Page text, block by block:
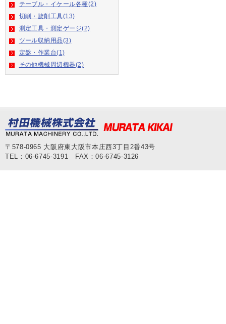
テーブル・イケール各種(2)
切削・旋削工具(13)
測定工具・測定ゲージ(2)
ツール収納用品(3)
定盤・作業台(1)
その他機械周辺機器(2)
〒578-0965 大阪府東大阪市本庄西3丁目2番43号
TEL：06-6745-3191 FAX：06-6745-3126